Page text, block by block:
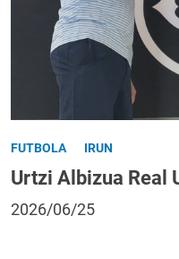
FUTBOLA IRUN
Urtzi Albizua Real
2026/06/25